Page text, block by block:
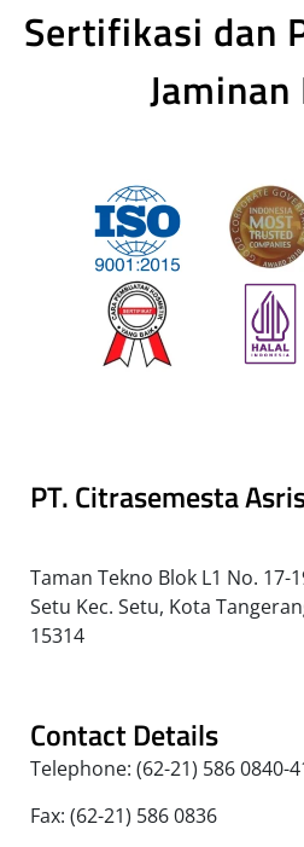
Sertifikasi dan
PT. Citrasemesta
Taman Tekno Blok L1 No. 17-
Setu Kec. Setu, Kota
15314
Contact Details
Telephone: (62-21) 586 0840-
Fax: (62-21) 586 0836